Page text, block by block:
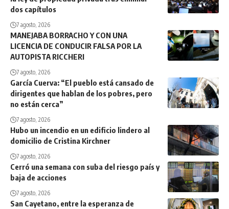
dos capítulos
7 agosto, 2026
MANEJABA BORRACHO Y CON UNA
LICENCIA DE CONDUCIR FALSA POR LA
AUTOPISTA RICCHERI
7 agosto, 2026
García Cuerva: “El pueblo está cansado de
dirigentes que hablan de los pobres, pero
no están cerca”
7 agosto, 2026
Hubo un incendio en un edificio lindero al
domicilio de Cristina Kirchner
7 agosto, 2026
Cerró una semana con suba del riesgo país y
baja de acciones
7 agosto, 2026
San Cayetano, entre la esperanza de